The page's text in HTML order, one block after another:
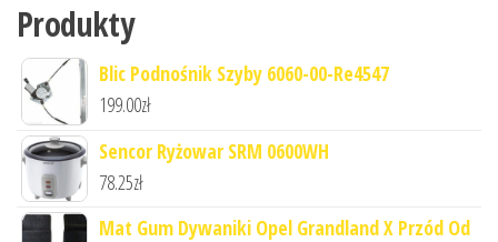
Produkty
Blic Podnośnik Szyby 6060-00-Re4547
199.00zł
Sencor Ryżowar SRM 0600WH
78.25zł
Mat Gum Dywaniki Opel Grandland X Przód Od